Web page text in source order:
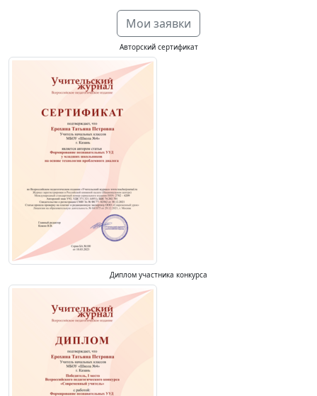
Мои заявки
Авторский сертификат
Диплом участника конкурса